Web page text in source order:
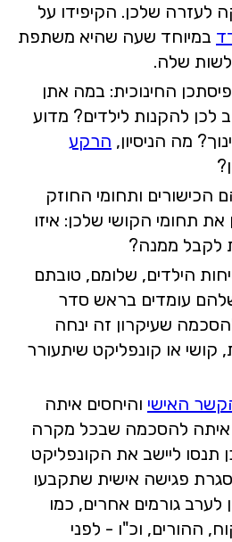
לעזרה שלכן. הקיפידו על
במיוחד שעה שהיא משתפת
שלה.
החינוכית: במה אתן
לכן להקנות לילדים? מדוע
מה הניסיון, הרקע
הכישורים ותחומי החוזק
את תחומי הקושי שלכן: איזו
לקבל ממנה?
הילדים, שלומם, טובתם
עומדים בראש סדר
שעיקרון זה ינחה
או קונפליקט שיתעורר
האישי והיחסים איתה
איתה להסכמה שבכל מקרה
תנסו ליישב את הקונפליקט
פגישה אישית שתקבעו
לערב גורמים אחרים, כמו
ההורים, וכ"ו - לפני